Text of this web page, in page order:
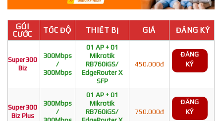
GÓI
CƯỚC
TỐC ĐỘ THIẾT BỊ GIÁ ĐĂNG KÝ
Super300
Biz
300Mbps
/
300Mbps
01 AP + 01
Mikrotik
RB760iGS/
EdgeRouter X
SFP
450.000đ
ĐĂNG
KÝ
Super300
Biz Plus
300Mbps
/
01 AP + 01
Mikrotik
RB760iGS/
750.000đ
ĐĂNG
KÝ